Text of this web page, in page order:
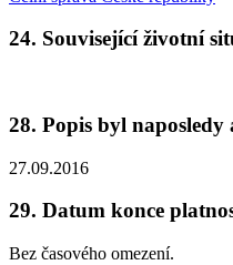
24. Související životní
28. Popis byl
27.09.2016
29. Datum konce
Bez časového omezení.